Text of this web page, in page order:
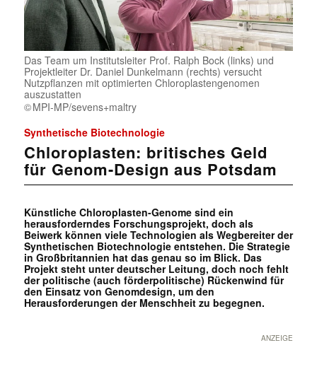
Das Team um Institutsleiter Prof. Ralph Bock (links) und
Projektleiter Dr. Daniel Dunkelmann (rechts) versucht
Nutzpflanzen mit optimierten Chloroplastengenomen
auszustatten
MPI-MP/sevens+maltry
Synthetische Biotechnologie
Chloroplasten: britisches Geld
für Genom-Design aus Potsdam
Künstliche Chloroplasten-Genome sind ein
herausforderndes Forschungsprojekt, doch als
Beiwerk können viele Technologien als Wegbereiter der
Synthetischen Biotechnologie entstehen. Die Strategie
in Großbritannien hat das genau so im Blick. Das
Projekt steht unter deutscher Leitung, doch noch fehlt
der politische (auch förderpolitische) Rückenwind für
den Einsatz von Genomdesign, um den
Herausforderungen der Menschheit zu begegnen.
ANZEIGE